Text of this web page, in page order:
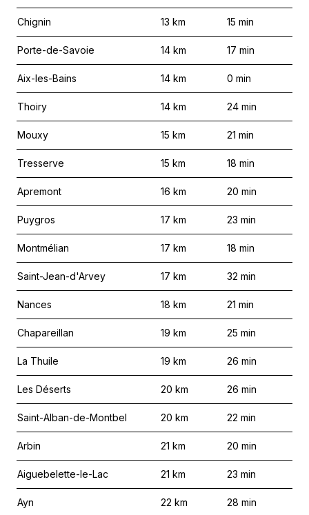
Chignin 13 km 15 min
Porte-de-Savoie 14 km 17 min
Aix-les-Bains 14 km 0 min
Thoiry 14 km 24 min
Mouxy 15 km 21 min
Tresserve 15 km 18 min
Apremont 16 km 20 min
Puygros 17 km 23 min
Montmélian 17 km 18 min
Saint-Jean-d'Arvey 17 km 32 min
Nances 18 km 21 min
Chapareillan 19 km 25 min
La Thuile 19 km 26 min
Les Déserts 20 km 26 min
Saint-Alban-de-Montbel 20 km 22 min
Arbin 21 km 20 min
Aiguebelette-le-Lac 21 km 23 min
Ayn 22 km 28 min